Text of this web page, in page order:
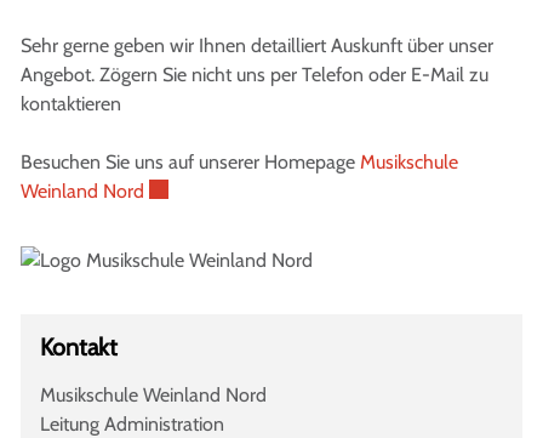
Sehr gerne geben wir Ihnen detailliert Auskunft über unser
Angebot. Zögern Sie nicht uns per Telefon oder E-Mail zu
kontaktieren
Besuchen Sie uns auf unserer Homepage Musikschule
Weinland Nord
Kontakt
Musikschule Weinland Nord
Leitung Administration